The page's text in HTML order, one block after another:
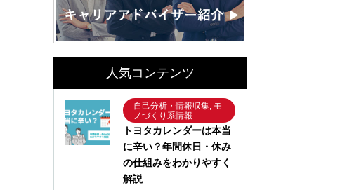
人気コンテンツ
自己分析・情報収集, モ
ノづくり系情報
トヨタカレンダーは本当
に辛い？年間休日・休み
の仕組みをわかりやすく
解説